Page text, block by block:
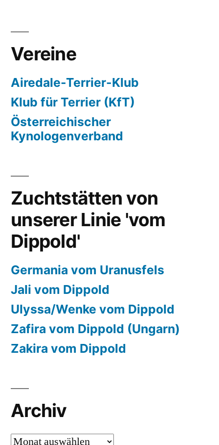
Vereine
Airedale-Terrier-Klub
Klub für Terrier (KfT)
Österreichischer
Kynologenverband
Zuchtstätten von
unserer Linie 'vom
Dippold'
Germania vom Uranusfels
Jali vom Dippold
Ulyssa/Wenke vom Dippold
Zafira vom Dippold (Ungarn)
Zakira vom Dippold
Archiv
Archiv